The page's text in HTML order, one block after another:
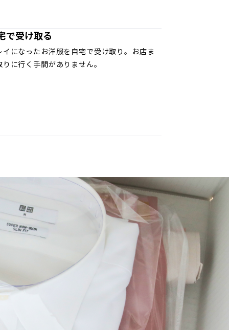
で受け取る
イになったお洋服を自宅で受け取り。お店ま
りに行く手間がありません。